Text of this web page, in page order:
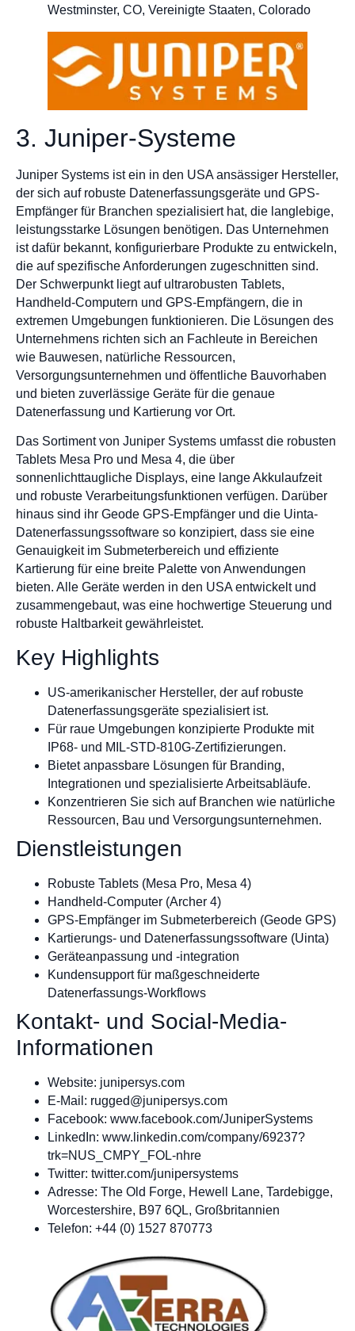
Westminster, CO, Vereinigte Staaten, Colorado
3. Juniper-Systeme
Juniper Systems ist ein in den USA ansässiger Hersteller,
der sich auf robuste Datenerfassungsgeräte und GPS-
Empfänger für Branchen spezialisiert hat, die langlebige,
leistungsstarke Lösungen benötigen. Das Unternehmen
ist dafür bekannt, konfigurierbare Produkte zu entwickeln,
die auf spezifische Anforderungen zugeschnitten sind.
Der Schwerpunkt liegt auf ultrarobusten Tablets,
Handheld-Computern und GPS-Empfängern, die in
extremen Umgebungen funktionieren. Die Lösungen des
Unternehmens richten sich an Fachleute in Bereichen
wie Bauwesen, natürliche Ressourcen,
Versorgungsunternehmen und öffentliche Bauvorhaben
und bieten zuverlässige Geräte für die genaue
Datenerfassung und Kartierung vor Ort.
Das Sortiment von Juniper Systems umfasst die robusten
Tablets Mesa Pro und Mesa 4, die über
sonnenlichttaugliche Displays, eine lange Akkulaufzeit
und robuste Verarbeitungsfunktionen verfügen. Darüber
hinaus sind ihr Geode GPS-Empfänger und die Uinta-
Datenerfassungssoftware so konzipiert, dass sie eine
Genauigkeit im Submeterbereich und effiziente
Kartierung für eine breite Palette von Anwendungen
bieten. Alle Geräte werden in den USA entwickelt und
zusammengebaut, was eine hochwertige Steuerung und
robuste Haltbarkeit gewährleistet.
Key Highlights
US-amerikanischer Hersteller, der auf robuste
Datenerfassungsgeräte spezialisiert ist.
Für raue Umgebungen konzipierte Produkte mit
IP68- und MIL-STD-810G-Zertifizierungen.
Bietet anpassbare Lösungen für Branding,
Integrationen und spezialisierte Arbeitsabläufe.
Konzentrieren Sie sich auf Branchen wie natürliche
Ressourcen, Bau und Versorgungsunternehmen.
Dienstleistungen
Robuste Tablets (Mesa Pro, Mesa 4)
Handheld-Computer (Archer 4)
GPS-Empfänger im Submeterbereich (Geode GPS)
Kartierungs- und Datenerfassungssoftware (Uinta)
Geräteanpassung und -integration
Kundensupport für maßgeschneiderte
Datenerfassungs-Workflows
Kontakt- und Social-Media-
Informationen
Website: junipersys.com
E-Mail: rugged@junipersys.com
Facebook: www.facebook.com/JuniperSystems
LinkedIn: www.linkedin.com/company/69237?
trk=NUS_CMPY_FOL-nhre
Twitter: twitter.com/junipersystems
Adresse: The Old Forge, Hewell Lane, Tardebigge,
Worcestershire, B97 6QL, Großbritannien
Telefon: +44 (0) 1527 870773